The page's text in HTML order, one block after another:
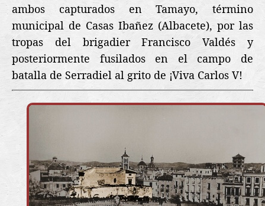
ambos capturados en Tamayo, término
municipal de Casas Ibañez (Albacete), por las
tropas del brigadier Francisco Valdés y
posteriormente fusilados en el campo de
batalla de Serradiel al grito de ¡Viva Carlos V!